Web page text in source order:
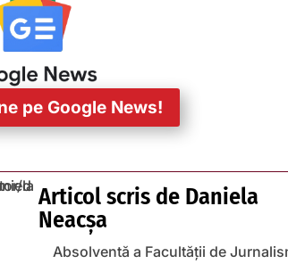
pe Google News!
Articol scris de Daniela
Neacșa
Absolventă a Facultății de